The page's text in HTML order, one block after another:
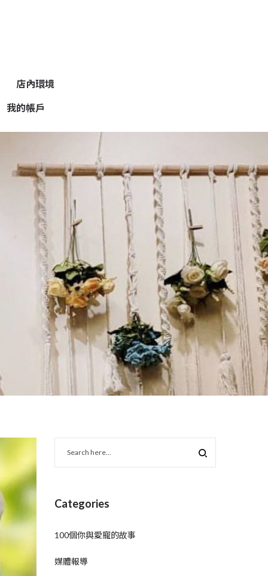
店內環境
我的帳戶
Categories
100個你與愛寵的故事
媒體報導